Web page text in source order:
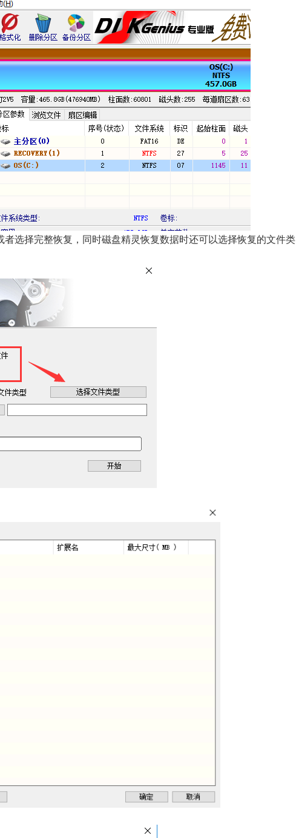
选择完整恢复，同时磁盘精灵恢复数据时还可以选择恢复的文件类